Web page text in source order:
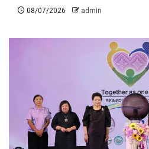
08/07/2026 admin